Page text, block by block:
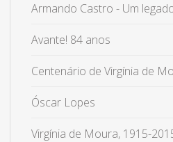
Armando Castro - Um
Avante! 84 anos
Centenário de Virgínia de
Óscar Lopes
Virgínia de Moura, 1915-